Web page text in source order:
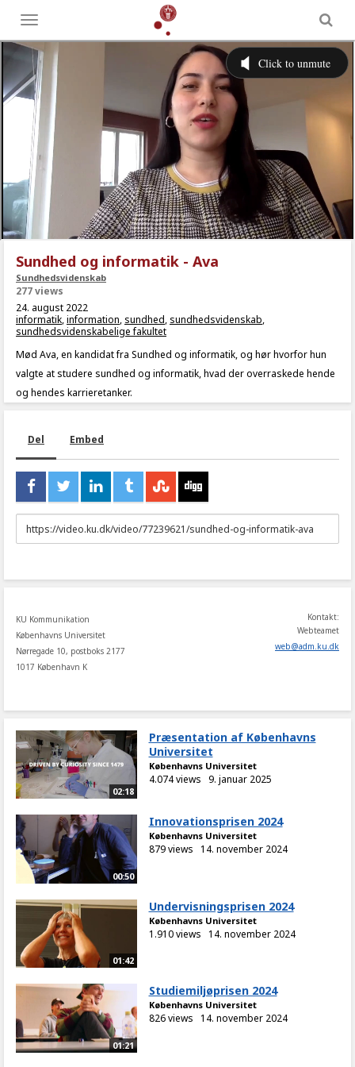
Toggle
menu
Sundhed og informatik - Ava
Sundhedsvidenskab
277 views
24. august 2022
informatik,information, sundhed, sundhedsvidenskab,
sundhedsvidenskabelige fakultet
Mød Ava, en kandidat fra Sundhed og informatik, og hør hvorfor hun
valgte at studere sundhed og informatik, hvad der overraskede hende
og hendes karrieretanker.
Del Embed
URL
to
KU Kommunikation
Københavns Universitet
Nørregade 10, postboks 2177
1017 København K
Kontakt:
Webteamet
web@adm.ku.dk
02:18
Præsentation af Københavns
Universitet
Københavns Universitet
4.074 views 9. januar 2025
00:50
Innovationsprisen 2024
Københavns Universitet
879 views 14. november 2024
01:42
Undervisningsprisen 2024
Københavns Universitet
1.910 views 14. november 2024
01:21
Studiemiljøprisen 2024
Københavns Universitet
826 views 14. november 2024